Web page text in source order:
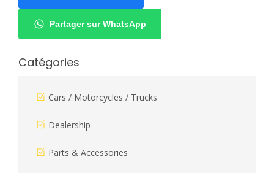
Partager sur WhatsApp
Catégories
Cars / Motorcycles / Trucks
Dealership
Parts & Accessories